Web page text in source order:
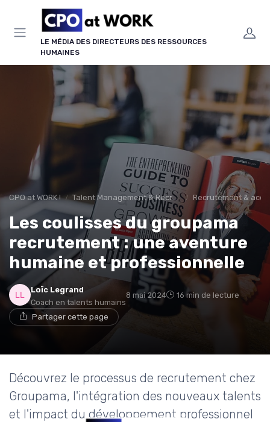
LE MÉDIA DES DIRECTEURS DES RESSOURCES
HUMAINES
CPO at WORK ! Talent Management & Recrutement Recrutement &
Les coulisses du groupama
recrutement : une aventure
humaine et professionnelle
Loïc Legrand
Coach en talents humains
8 mai 2024 16 min de lecture
Partager cette page
Découvrez le processus de recrutement chez
Groupama, l'intégration des nouveaux talents
et l'impact du développement professionnel
Panneau de gestion des cookies